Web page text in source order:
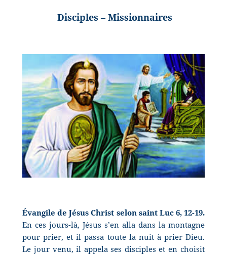
Disciples – Missionnaires
Évangile de Jésus Christ selon saint Luc 6, 12-19.
En ces jours-là, Jésus s’en alla dans la montagne
pour prier, et il passa toute la nuit à prier Dieu.
Le jour venu, il appela ses disciples et en choisit